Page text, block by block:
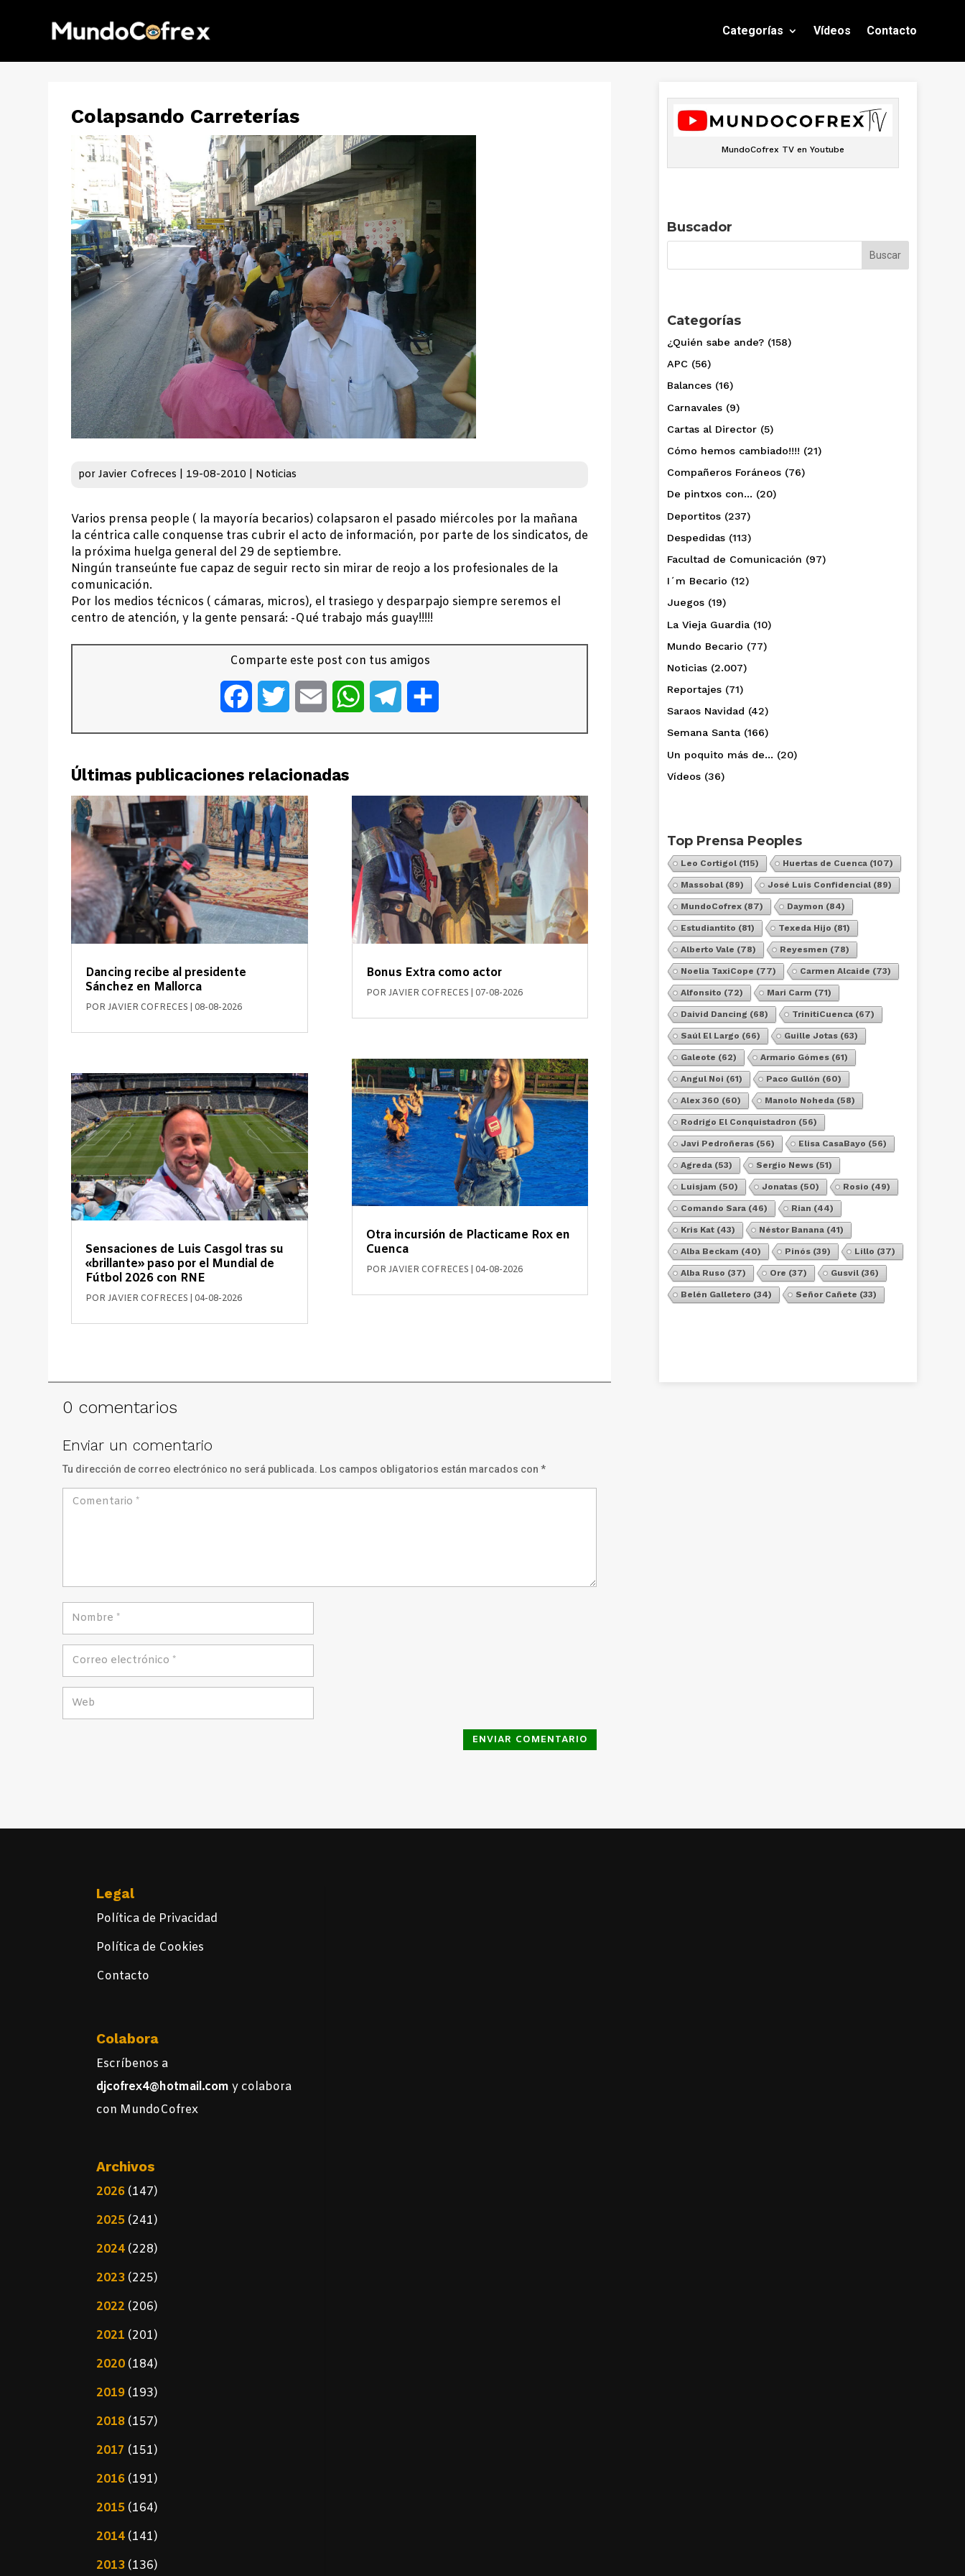
Categorías Vídeos Contacto
Colapsando Carreterías
porJavier Cofreces 19-08-2010 Noticias
Varios prensa people ( la mayoría becarios) colapsaron el pasado miércoles por la mañana
la céntrica calle conquense tras cubrir el acto de información, por parte de los sindicatos, de
la próxima huelga general del 29 de septiembre.
Ningún transeúnte fue capaz de seguir recto sin mirar de reojo a los profesionales de la
comunicación.
Por los medios técnicos ( cámaras, micros), el trasiego y desparpajo siempre seremos el
centro de atención, y la gente pensará: -Qué trabajo más guay!!!!!
Comparte este post con tus amigos
FacebookTwitter Email WhatsAppTelegram
Últimas publicaciones relacionadas
Dancing recibe al presidente
Sánchez en Mallorca
PORJAVIER COFRECES 08-08-2026
Sensaciones de Luis Casgol tras su
«brillante» paso por el Mundial de
Fútbol 2026 con RNE
PORJAVIER COFRECES 04-08-2026
Bonus Extra como actor
POR JAVIER COFRECES 07-08-2026
Otra incursión de Placticame Rox en
Cuenca
POR JAVIER COFRECES 04-08-2026
0 comentarios
Enviar un comentario
Tu dirección de correo electrónico no será publicada. Los campos obligatorios están marcados con*
ENVIAR COMENTARIO
MundoCofrex TV en Youtube
Buscador
Categorías
¿Quién sabe ande? (158)
APC (56)
Balances (16)
Carnavales (9)
Cartas al Director (5)
Cómo hemos cambiado!!!! (21)
Compañeros Foráneos (76)
De pintxos con… (20)
Deportitos (237)
Despedidas (113)
Facultad de Comunicación (97)
I´m Becario (12)
Juegos (19)
La Vieja Guardia (10)
Mundo Becario (77)
Noticias (2.007)
Reportajes (71)
Saraos Navidad (42)
Semana Santa (166)
Un poquito más de… (20)
Vídeos (36)
Top Prensa Peoples
Leo Cortigol (115) Huertas de Cuenca (107)
Massobal (89) José Luis Confidencial (89)
MundoCofrex (87) Daymon (84)
Estudiantito (81) Texeda Hijo (81)
Alberto Vale (78) Reyesmen (78)
Noelia TaxiCope (77) Carmen Alcaide (73)
Alfonsito (72) Mari Carm (71)
Daivid Dancing (68) TrinitiCuenca (67)
Saúl El Largo (66) Guille Jotas (63)
Galeote (62) Armario Gómes (61)
Angul Noi (61) Paco Gullón (60)
Alex 360 (60) Manolo Noheda (58)
Rodrigo El Conquistadron (56)
Javi Pedroñeras (56) Elisa CasaBayo (56)
Agreda (53) Sergio News (51)
Luisjam (50) Jonatas (50) Rosio (49)
Comando Sara (46) Rian (44)
Kris Kat (43) Néstor Banana (41)
Alba Beckam (40) Pinós (39) Lillo (37)
Alba Ruso (37) Ore (37) Gusvil (36)
Belén Galletero (34) Señor Cañete (33)
Legal
Política de Privacidad
Política de Cookies
Contacto
Colabora
Escríbenos a
djcofrex4@hotmail.comy colabora
con MundoCofrex
Archivos
2026 (147)
2025 (241)
2024 (228)
2023 (225)
2022 (206)
2021 (201)
2020 (184)
2019 (193)
2018 (157)
2017 (151)
2016 (191)
2015 (164)
2014 (141)
2013 (136)